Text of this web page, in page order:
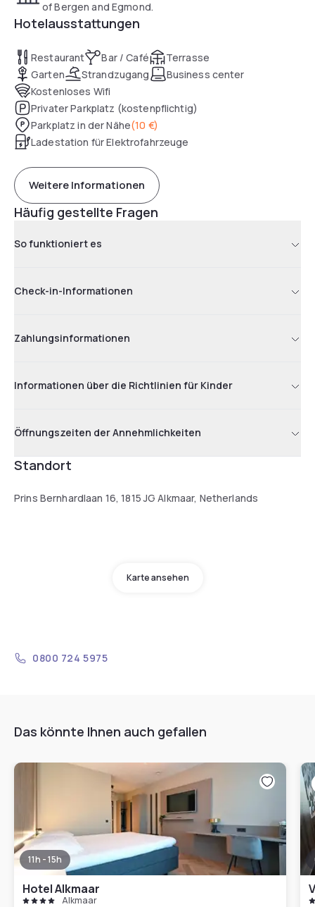
of Bergen and Egmond.
Hotelausstattungen
Restaurant Bar / Café
Terrasse
Garten
Strandzugang
Business center
Kostenloses Wifi
Privater Parkplatz (kostenpflichtig)
Parkplatz in der Nähe(10 €)
Ladestation für Elektrofahrzeuge
Weitere Informationen
Häufig gestellte Fragen
So funktioniert es
Check-in-Informationen
Zahlungsinformationen
Informationen über die Richtlinien für Kinder
Öffnungszeiten der Annehmlichkeiten
Standort
Prins Bernhardlaan 16, 1815 JG Alkmaar, Netherlands
Karte ansehen
0800 724 5975
Das könnte Ihnen auch gefallen
11h - 15h
Hotel Alkmaar
Alkmaar